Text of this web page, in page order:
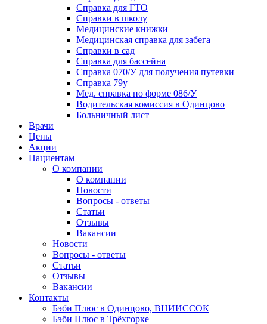
Справка для ГТО
Справки в школу
Медицинские книжки
Медицинская справка для забега
Справки в сад
Справка для бассейна
Справка 070/У для получения путевки
Справка 79у
Мед. справка по форме 086/У
Водительская комиссия в Одинцово
Больничный лист
Врачи
Цены
Акции
Пациентам
О компании
О компании
Новости
Вопросы - ответы
Статьи
Отзывы
Вакансии
Новости
Вопросы - ответы
Статьи
Отзывы
Вакансии
Контакты
Бэби Плюс в Одинцово, ВНИИССОК
Бэби Плюс в Трёхгорке